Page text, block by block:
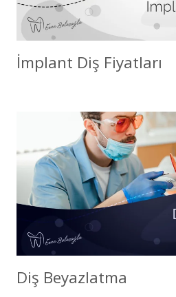
İmplant Diş Fiyatları
Diş Beyazlatma